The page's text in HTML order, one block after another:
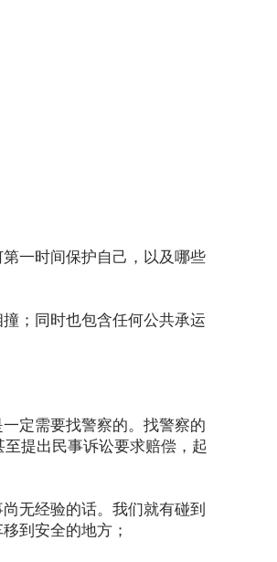
一时间保护自己，以及哪些
；同时也包含任何公共承运
定需要找警察的。找警察的
提出民事诉讼要求赔偿，起
无经验的话。我们就有碰到
到安全的地方；